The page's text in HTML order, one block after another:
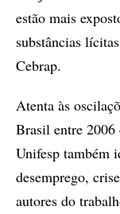
estão mais
substâncias
Cebrap.
Atenta às
Brasil entre 2006
Unifesp também
desemprego,
autores do